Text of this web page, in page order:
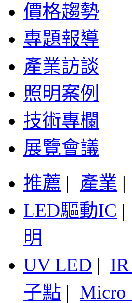
價格趨勢
專題報導
產業訪談
照明案例
技術專欄
展覽會議
推薦 | 產業 |
LED驅動IC |
明
UV LED |
子點 | Micro